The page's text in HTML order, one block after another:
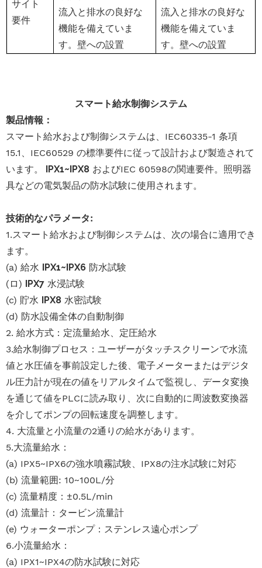
サイト
要件
流入と排水の良好な
機能を備えていま
す。壁への設置
流入と排水の良好な
機能を備えていま
す。壁への設置
スマート給水制御システム
製品情報：
スマート給水および制御システムは、IEC60335-1 条項
15.1、IEC60529 の標準要件に従って設計および製造されて
います。
IPX1~IPX8 およびIEC 60598の関連要件。照明器
具などの電気製品の防水試験に使用されます。
技術的なパラメータ:
1.スマート給水および制御システムは、次の場合に適用でき
ます。
(a) 給水 IPX1~IPX6 防水試験
(ロ) IPX7 水浸試験
(c) 貯水 IPX8 水密試験
(d) 防水設備全体の自動制御
2. 給水方式：定流量給水、定圧給水
3.給水制御プロセス：ユーザーがタッチスクリーンで水流
値と水圧値を事前設定した後、電子メーターまたはデジタ
ル圧力計が現在の値をリアルタイムで監視し、データ変換
を通じて値をPLCに読み取り、次に自動的に周波数変換器
を介してポンプの回転速度を調整します。
4. 大流量と小流量の2通りの給水があります。
5.大流量給水：
(a) IPX5~IPX6の強水噴霧試験、IPX8の注水試験に対応
(b) 流量範囲: 10~100L/分
(c) 流量精度：±0.5L/min
(d) 流量計：タービン流量計
(e) ウォーターポンプ：ステンレス遠心ポンプ
6.小流量給水：
(a) IPX1~IPX4の防水試験に対応